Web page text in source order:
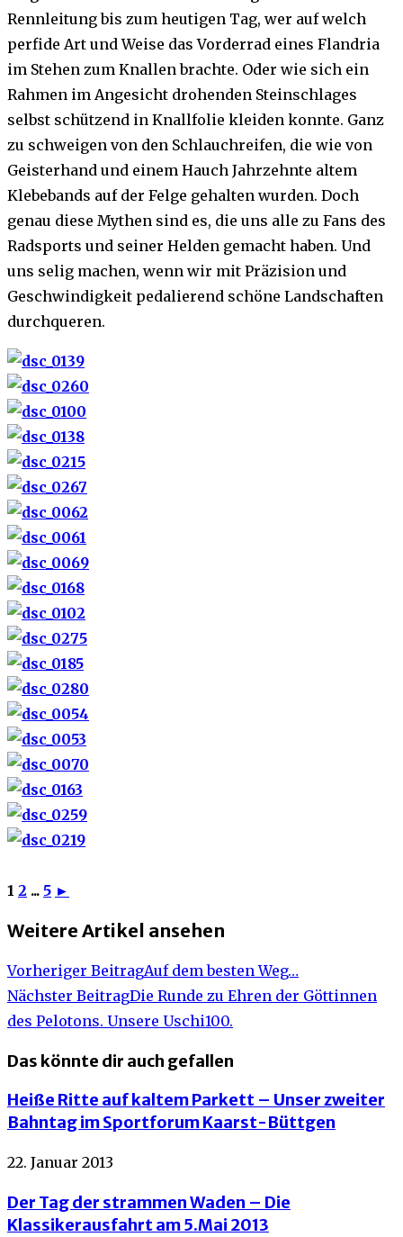
Rennleitung bis zum heutigen Tag, wer auf welch
perfide Art und Weise das Vorderrad eines Flandria
im Stehen zum Knallen brachte. Oder wie sich ein
Rahmen im Angesicht drohenden Steinschlages
selbst schützend in Knallfolie kleiden konnte. Ganz
zu schweigen von den Schlauchreifen, die wie von
Geisterhand und einem Hauch Jahrzehnte altem
Klebebands auf der Felge gehalten wurden. Doch
genau diese Mythen sind es, die uns alle zu Fans des
Radsports und seiner Helden gemacht haben. Und
uns selig machen, wenn wir mit Präzision und
Geschwindigkeit pedalierend schöne Landschaften
durchqueren.
1 2 ... 5 ►
Weitere Artikel ansehen
Vorheriger BeitragAuf dem besten Weg…
Nächster BeitragDie Runde zu Ehren der Göttinnen
des Pelotons. Unsere Uschi100.
Das könnte dir auch gefallen
Heiße Ritte auf kaltem Parkett – Unser zweiter
Bahntag im Sportforum Kaarst-Büttgen
22. Januar 2013
Der Tag der strammen Waden – Die
Klassikerausfahrt am 5.Mai 2013